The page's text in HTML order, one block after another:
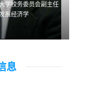
学校务委员会副主任
展经济学
息